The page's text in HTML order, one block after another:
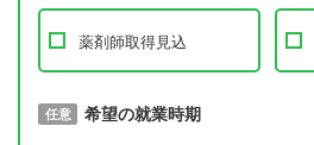
薬剤師取得見込
必須 取得予定年
任意 希望の就業時期